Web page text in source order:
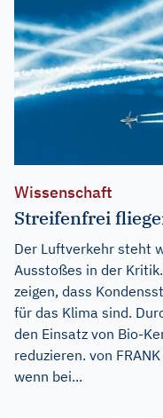
Wissenschaft
Streifenfrei
Der Luftverkehr steht
Ausstoßes in der
zeigen, dass
für das Klima sind.
den Einsatz von Bio-
reduzieren. von
wenn bei...